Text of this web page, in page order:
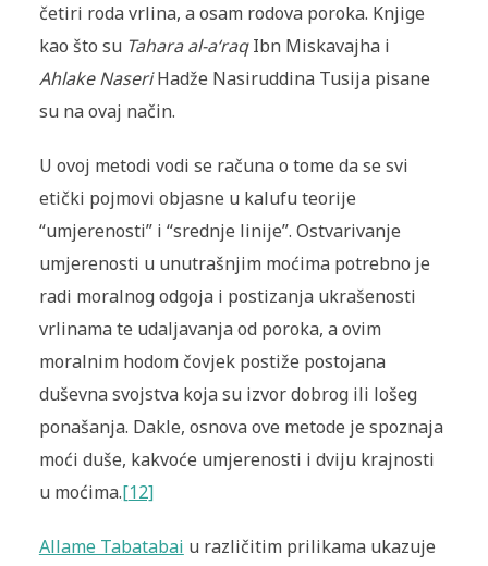
četiri roda vrlina, a osam rodova poroka. Knjige
kao što su Tahara al-a‘raqIbn Miskavajha i
Ahlake NaseriHadže Nasiruddina Tusija pisane
su na ovaj način.
U ovoj metodi vodi se računa o tome da se svi
etički pojmovi objasne u kalufu teorije
“umjerenosti” i “srednje linije”. Ostvarivanje
umjerenosti u unutrašnjim moćima potrebno je
radi moralnog odgoja i postizanja ukrašenosti
vrlinama te udaljavanja od poroka, a ovim
moralnim hodom čovjek postiže postojana
duševna svojstva koja su izvor dobrog ili lošeg
ponašanja. Dakle, osnova ove metode je spoznaja
moći duše, kakvoće umjerenosti i dviju krajnosti
u moćima.[12]
Allame Tabatabai u različitim prilikama ukazuje